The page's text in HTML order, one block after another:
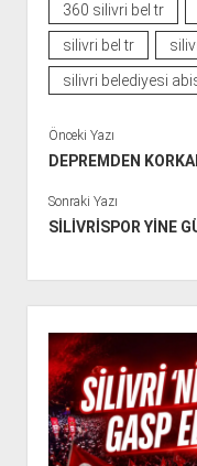
360 silivri bel tr
silivri bel tr
silivri belediyesi
Önceki Yazı
DEPREMDEN
Sonraki Yazı
SİLİVRİSPOR YİNE